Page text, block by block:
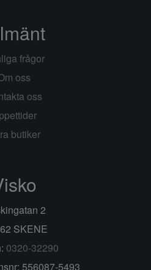
frågor
oss
oss
butiker
2
SKENE
0320-32290
556087-5493